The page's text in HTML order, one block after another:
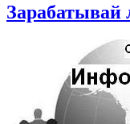
Зарабатывай